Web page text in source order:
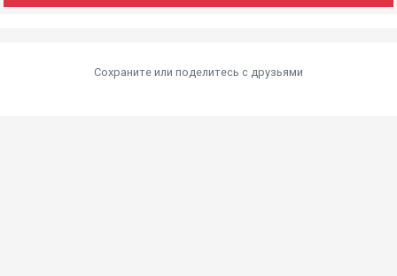
Сохраните или поделитесь c друзьями